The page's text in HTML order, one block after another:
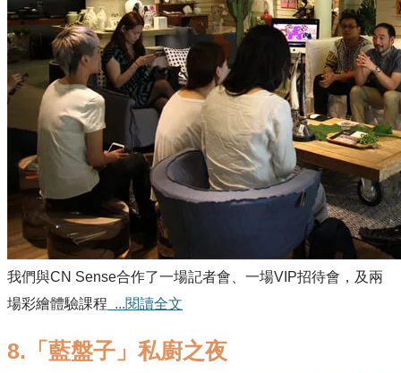
我們與CN Sense合作了一場記者會、一場VIP招待會，及兩
場彩繪體驗課程 ...閱讀全文
8.「藍盤子」私廚之夜